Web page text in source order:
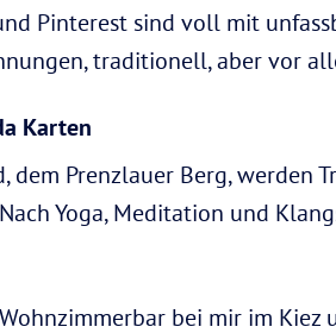
Pinterest sind voll mit
traditionell, aber vor
Karten
dem Prenzlauer Berg, werden
Yoga, Meditation und
bei mir im Kiez